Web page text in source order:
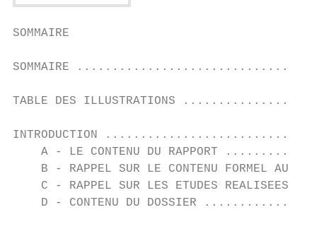
SOMMAIRE
SOMMAIRE
TABLE DES
INTRODUCTION
A - LE CONTENU DU RAPPORT
B - RAPPEL SUR LE CONTENU FORMEL AU
C - RAPPEL SUR LES ETUDES REALISEES
D - CONTENU DU DOSSIER